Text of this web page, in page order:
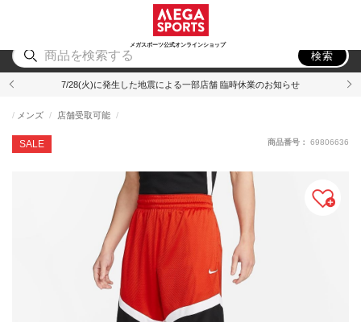
メガスポーツ公式オンラインショップ
アウトドア
検索
7/28(火)に発生した地震による一部店舗 臨時休業のお知らせ
SALE
メンズ 店舗受取可能
商品番号： 69806636